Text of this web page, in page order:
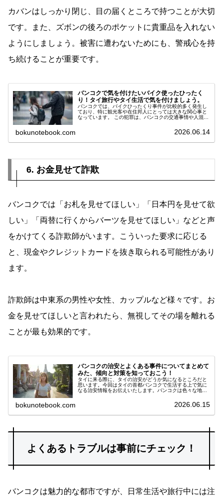
カバンはしっかり閉じ、目の届くところで持つことが大切
です。また、ズボンの後ろのポケットに貴重品を入れない
ようにしましょう。被害に遭わないためにも、警戒心を持
ち続けることが重要です。
バンコクで気を付けたいバイク使ったひったく
り！タイ旅行やタイ生活で気を付けましょう。
バンコクでは、バイクひったくり事件が比較的多く発生し
ており、特に観光客や在住邦人にとっては大きな関心事と
なっています。 この犯罪は、バンコクの交通事情や人混み
bokunotebook.com 2026.06.14
6. お金見せて詐欺
バンコクでは「お札を見せてほしい」「日本円を見せて欲
しい」「両替に行くからバーツを見せてほしい」などと声
をかけてくる詐欺師がいます。こういった要求に応じる
と、現金やクレジットカードを抜き取られる可能性があり
ます。
詐欺師は中東系の男性や女性、カップルなど様々です。お
金を見せてほしいと言われたら、無視してその場を離れる
ことが最も効果的です。
バンコクの治安とよくある事件についてまとめて
みた、傾向と対策を知っておこう！
タイに来る際に、タイの治安がどうか気になるところだと
思います。今回はタイの首都バンコクで生活する上で気に
なる治安情報をお伝えいたします。バンコクは色々な地域
bokunotebook.com 2026.06.15
よくあるトラブルは事前にチェック！
バンコクは魅力的な都市ですが、日常生活や旅行中には注